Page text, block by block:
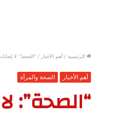
الرئيسية / أهم الأخبار / “الصحة”: لا
أهم الأخبار الصحة والمرأة
“الصحة”: